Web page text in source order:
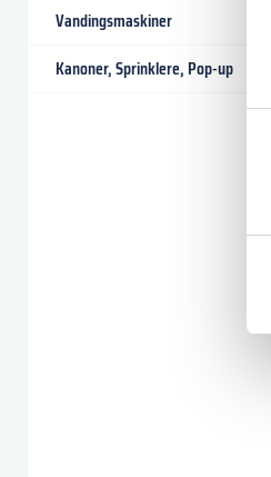
Vandingsmaskiner
Kanoner, Sprinklere, Pop-up